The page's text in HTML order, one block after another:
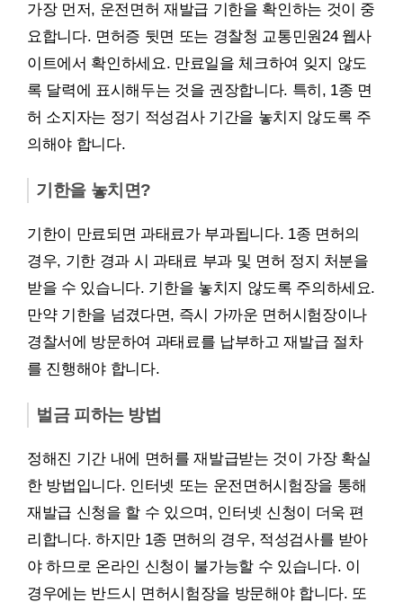
가장 먼저, 운전면허 재발급 기한을 확인하는 것이 중
요합니다. 면허증 뒷면 또는 경찰청 교통민원24 웹사
이트에서 확인하세요. 만료일을 체크하여 잊지 않도
록 달력에 표시해두는 것을 권장합니다. 특히, 1종 면
허 소지자는 정기 적성검사 기간을 놓치지 않도록 주
의해야 합니다.
기한을 놓치면?
기한이 만료되면 과태료가 부과됩니다. 1종 면허의
경우, 기한 경과 시 과태료 부과 및 면허 정지 처분을
받을 수 있습니다. 기한을 놓치지 않도록 주의하세요.
만약 기한을 넘겼다면, 즉시 가까운 면허시험장이나
경찰서에 방문하여 과태료를 납부하고 재발급 절차
를 진행해야 합니다.
벌금 피하는 방법
정해진 기간 내에 면허를 재발급받는 것이 가장 확실
한 방법입니다. 인터넷 또는 운전면허시험장을 통해
재발급 신청을 할 수 있으며, 인터넷 신청이 더욱 편
리합니다. 하지만 1종 면허의 경우, 적성검사를 받아
야 하므로 온라인 신청이 불가능할 수 있습니다. 이
경우에는 반드시 면허시험장을 방문해야 합니다. 또